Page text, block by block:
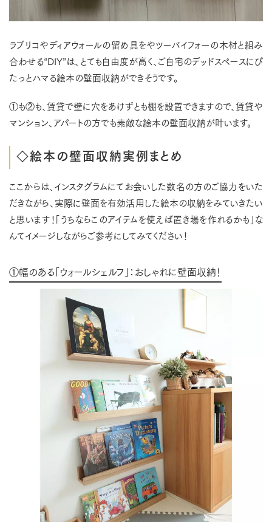
ラブリコやディアウォールの留め具をやツーバイフォーの木材と組み
合わせる“DIY”は、とても自由度が高く、ご自宅のデッドスペースにぴ
たっとハマる絵本の壁面収納ができそうです。
①も②も、賃貸で壁に穴をあけずとも棚を設置できますので、賃貸や
マンション、アパートの方でも素敵な絵本の壁面収納が叶います。
◇絵本の壁面収納実例まとめ
ここからは、インスタグラムにてお会いした数名の方のご協力をいた
だきながら、実際に壁面を有効活用した絵本の収納をみていきたい
と思います！「うちならこのアイテムを使えば置き場を作れるかも」な
んてイメージしながらご参考にしてみてください！
①幅のある「ウォールシェルフ」：おしゃれに壁面収納！